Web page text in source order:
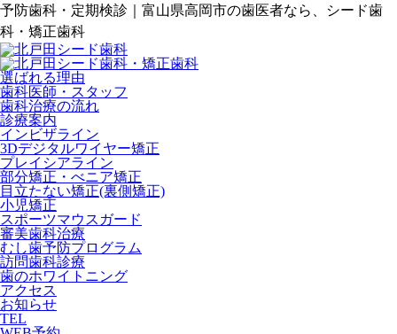
予防歯科・定期検診｜富山県高岡市の歯医者なら、シード歯
科・矯正歯科
選ばれる理由
歯科医師・スタッフ
歯科治療の流れ
診療案内
インビザライン
3Dデジタルワイヤー矯正
プレイシアライン
部分矯正・べニア矯正
目立たない矯正(裏側矯正)
小児矯正
スポーツマウスガード
審美歯科治療
むし歯予防プログラム
訪問歯科診療
歯のホワイトニング
アクセス
お知らせ
TEL